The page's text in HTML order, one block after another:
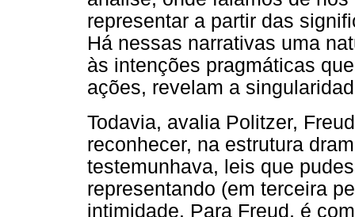
representar a partir das
Há nessas narrativas uma
às intenções pragmáticas
ações, revelam a
Todavia, avalia Politzer,
reconhecer, na estrutura
testemunhava, leis que
representando (em terceira
intimidade. Para Freud, é